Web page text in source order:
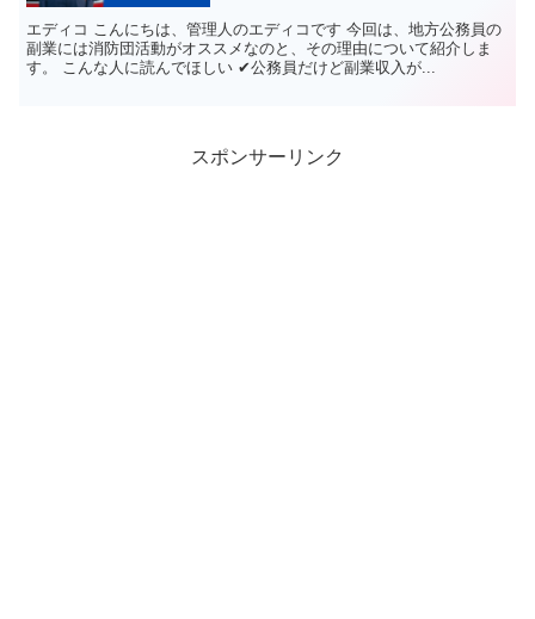
エディコ こんにちは、管理人のエディコです 今回は、地方公務員の
副業には消防団活動がオススメなのと、その理由について紹介しま
す。 こんな人に読んでほしい ✔公務員だけど副業収入が...
スポンサーリンク